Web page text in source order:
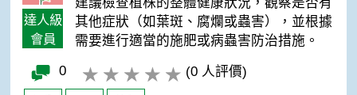
達人級
會員
其他症狀（如葉斑、腐爛或蟲害），並根據
需要進行適當的施肥或病蟲害防治措施。
0 (0 人評價)